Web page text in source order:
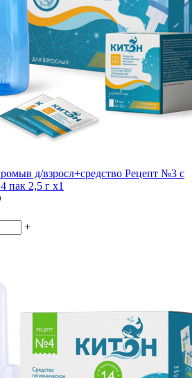
д/взросл+средство Рецепт №3 с
пак 2,5 г x1
+